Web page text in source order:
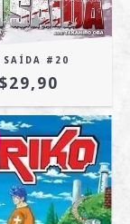
SAÍDA #20